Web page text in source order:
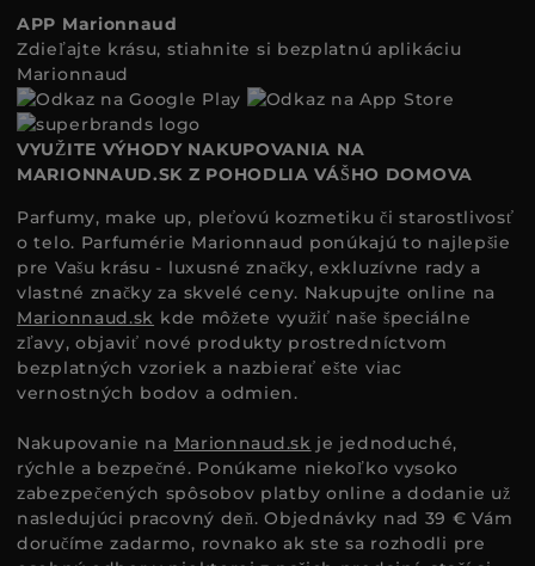
APP Marionnaud
Zdieľajte krásu, stiahnite si bezplatnú aplikáciu
Marionnaud
VYUŽITE VÝHODY NAKUPOVANIA NA
MARIONNAUD.SK Z POHODLIA VÁŠHO DOMOVA
Parfumy, make up, pleťovú kozmetiku či starostlivosť
o telo. Parfumérie Marionnaud ponúkajú to najlepšie
pre Vašu krásu - luxusné značky, exkluzívne rady a
vlastné značky za skvelé ceny. Nakupujte online na
Marionnaud.sk kde môžete využiť naše špeciálne
zľavy, objaviť nové produkty prostredníctvom
bezplatných vzoriek a nazbierať ešte viac
vernostných bodov a odmien.
Nakupovanie na Marionnaud.sk je jednoduché,
rýchle a bezpečné. Ponúkame niekoľko vysoko
zabezpečených spôsobov platby online a dodanie už
nasledujúci pracovný deň. Objednávky nad 39 € Vám
doručíme zadarmo, rovnako ak ste sa rozhodli pre